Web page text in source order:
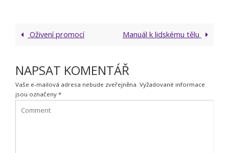
Oživení promocí Manuál k lidskému tělu
NAPSAT KOMENTÁŘ
Vaše e-mailová adresa nebude zveřejněna. Vyžadované informace
jsou označeny *